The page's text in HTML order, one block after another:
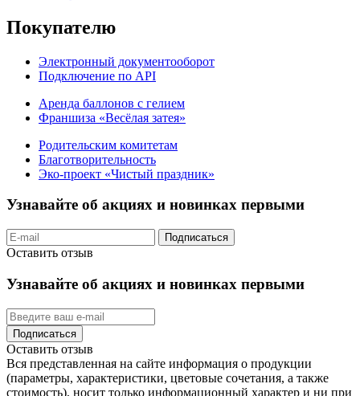
Покупателю
Электронный документооборот
Подключение по API
Аренда баллонов с гелием
Франшиза «Весёлая затея»
Родительским комитетам
Благотворительность
Эко-проект «Чистый праздник»
Узнавайте об акциях и новинках первыми
Подписаться
Оставить отзыв
Узнавайте об акциях и новинках первыми
Подписаться
Оставить отзыв
Вся представленная на сайте информация о продукции
(параметры, характеристики, цветовые сочетания, а также
стоимость), носит только информационный характер и ни при